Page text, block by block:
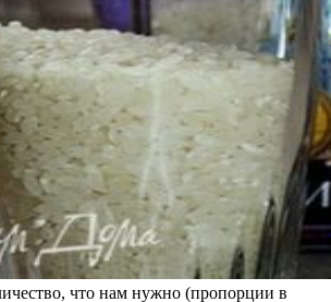
что нам нужно (пропорции в